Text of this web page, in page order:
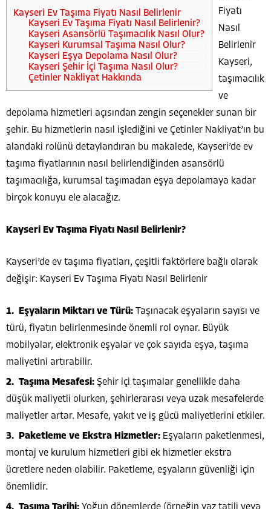
Kayseri Ev Taşıma Fiyatı Nasıl Belirlenir
Kayseri Ev Taşıma Fiyatı Nasıl Belirlenir?
Kayseri Asansörlü Taşımacılık Nasıl Olur?
Kayseri Kurumsal Taşıma Nasıl Olur?
Kayseri Eşya Depolama Nasıl Olur?
Kayseri Şehir İçi Taşıma Nasıl Olur?
Çetinler Nakliyat Hakkında
Fiyatı
Nasıl
Belirlenir
Kayseri,
taşımacılık
ve
depolama hizmetleri açısından zengin seçenekler sunan bir
şehir. Bu hizmetlerin nasıl işlediğini ve Çetinler Nakliyat’ın bu
alandaki rolünü detaylandıran bu makalede, Kayseri’de ev
taşıma fiyatlarının nasıl belirlendiğinden asansörlü
taşımacılığa, kurumsal taşımadan eşya depolamaya kadar
birçok konuyu ele alacağız.
Kayseri Ev Taşıma Fiyatı Nasıl Belirlenir?
Kayseri’de ev taşıma fiyatları, çeşitli faktörlere bağlı olarak
değişir: Kayseri Ev Taşıma Fiyatı Nasıl Belirlenir
Eşyaların Miktarı ve Türü: Taşınacak eşyaların sayısı ve
türü, fiyatın belirlenmesinde önemli rol oynar. Büyük
mobilyalar, elektronik eşyalar ve çok sayıda eşya, taşıma
maliyetini artırabilir.
Taşıma Mesafesi: Şehir içi taşımalar genellikle daha
düşük maliyetli olurken, şehirlerarası veya uzak mesafelerde
maliyetler artar. Mesafe, yakıt ve iş gücü maliyetlerini etkiler.
Paketleme ve Ekstra Hizmetler: Eşyaların paketlenmesi,
montaj ve kurulum hizmetleri gibi ek hizmetler ekstra
ücretlere neden olabilir. Paketleme, eşyaların güvenliği için
önemlidir.
Taşıma Tarihi: Yoğun dönemlerde (örneğin yaz tatili veya